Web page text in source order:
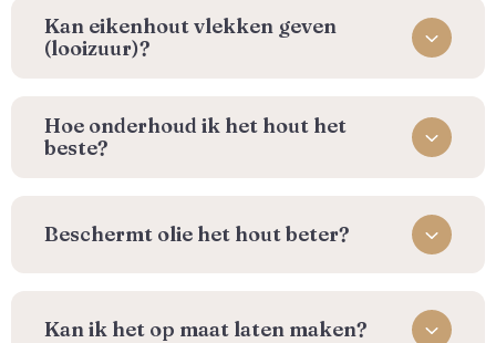
Kan eikenhout vlekken geven
(looizuur)?
⁠Hoe onderhoud ik het hout het
beste?
Beschermt olie het hout beter?
Kan ik het op maat laten maken?